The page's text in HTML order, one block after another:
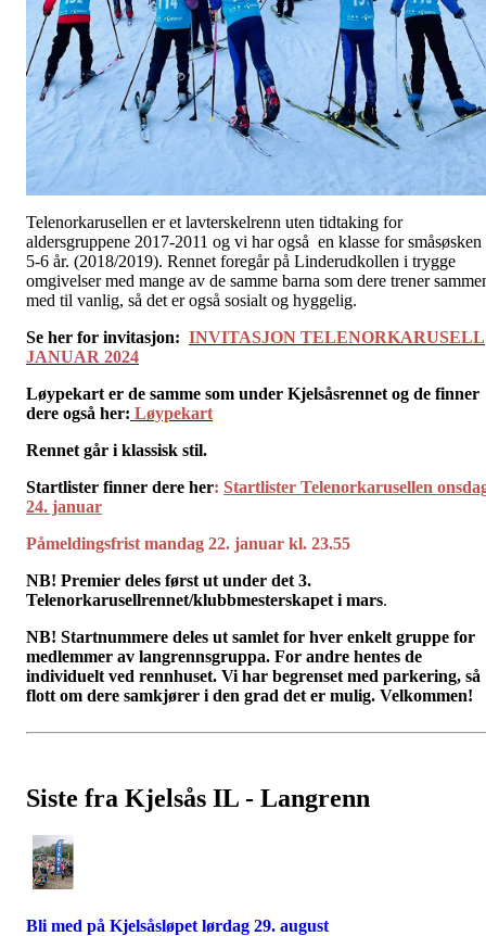
Telenorkarusellen er et lavterskelrenn uten tidtaking for
aldersgruppene 2017-2011 og vi har også en klasse for småsøsken
5-6 år. (2018/2019). Rennet foregår på Linderudkollen i trygge
omgivelser med mange av de samme barna som dere trener
med til vanlig, så det er også sosialt og hyggelig.
Se her for invitasjon: INVITASJON TELENORKARUSELL
JANUAR 2024
Løypekart er de samme som under Kjelsåsrennet og de finner
dere også her: Løypekart
Rennet går i klassisk stil.
Startlister finner dere her: Startlister Telenorkarusellen
24. januar
Påmeldingsfrist mandag 22. januar kl. 23.55
NB! Premier deles først ut under det 3.
Telenorkarusellrennet/klubbmesterskapet i mars.
NB! Startnummere deles ut samlet for hver enkelt gruppe for
medlemmer av langrennsgruppa. For andre hentes de
individuelt ved rennhuset. Vi har begrenset med parkering, så
flott om dere samkjører i den grad det er mulig. Velkommen!
Siste fra Kjelsås IL - Langrenn
Bli med på Kjelsåsløpet lørdag 29. august